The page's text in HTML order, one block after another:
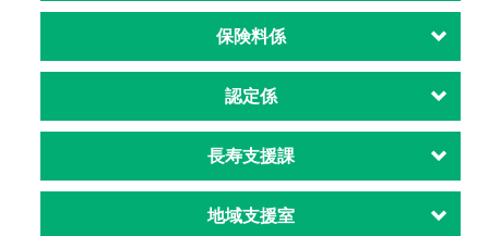
保険料係
認定係
長寿支援課
地域支援室